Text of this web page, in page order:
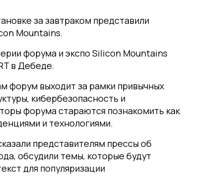
за завтраком представили
Mountains.
форума и экспо Silicon Mountains
в Дебеде.
форум выходит за рамки привычных
кибербезопасность и
форума стараются познакомить как
и технологиями.
представителям прессы об
обсудили темы, которые будут
для популяризации